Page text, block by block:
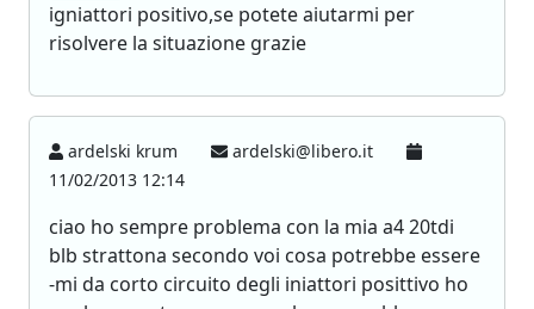
igniattori positivo,se potete aiutarmi per
risolvere la situazione grazie
ardelski krum
ardelski@libero.it
11/02/2013 12:14
ciao ho sempre problema con la mia a4 20tdi
blb strattona secondo voi cosa potrebbe essere
-mi da corto circuito degli iniattori posittivo ho